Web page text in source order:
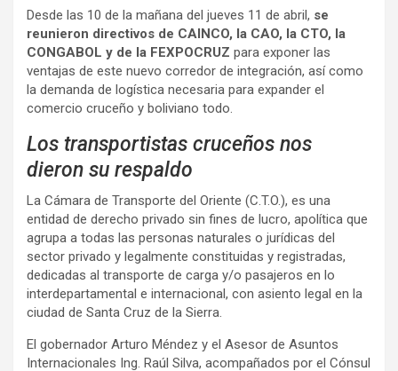
Desde las 10 de la mañana del jueves 11 de abril, se
reunieron directivos de CAINCO, la CAO, la CTO, la
CONGABOL y de la FEXPOCRUZ para exponer las
ventajas de este nuevo corredor de integración, así como
la demanda de logística necesaria para expander el
comercio cruceño y boliviano todo.
Los transportistas cruceños nos
dieron su respaldo
La Cámara de Transporte del Oriente (C.T.O.), es una
entidad de derecho privado sin fines de lucro, apolítica que
agrupa a todas las personas naturales o jurídicas del
sector privado y legalmente constituidas y registradas,
dedicadas al transporte de carga y/o pasajeros en lo
interdepartamental e internacional, con asiento legal en la
ciudad de Santa Cruz de la Sierra.
El gobernador Arturo Méndez y el Asesor de Asuntos
Internacionales Ing. Raúl Silva, acompañados por el Cónsul